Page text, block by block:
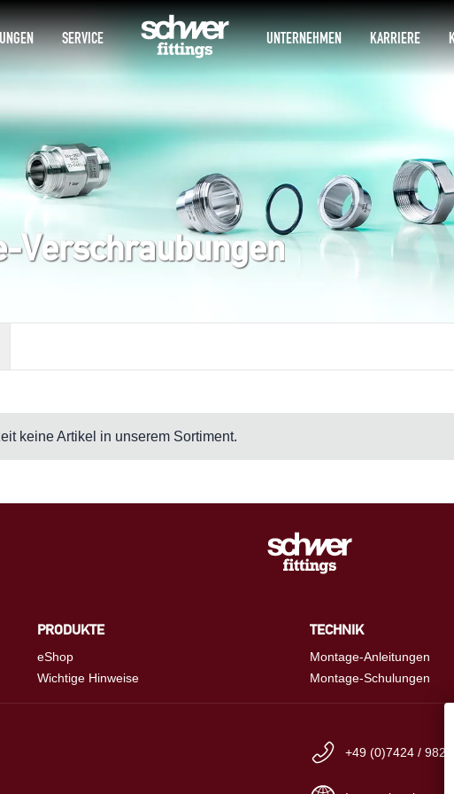
SERVICE UNTERNEHMEN KARRIERE
Verschraubungen
keine Artikel in unserem Sortiment.
PRODUKTE
eShop
Wichtige Hinweise
TECHNIK
Montage-Anleitungen
Montage-Schulungen
+49 (0)7424 / 9825-